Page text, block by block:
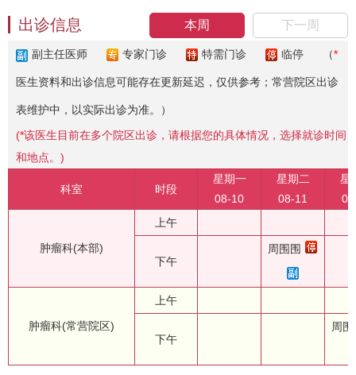
本周 下一周
出诊信息
副主任医师 专家门诊 特需门诊 临停 （*
医生资料和出诊信息可能存在更新延迟，仅供参考；常营院区出诊
表维护中，以实际出诊为准。）
(*该医生目前在多个院区出诊，请根据您的具体情况，选择就诊时间
和地点。)
科室 时段
星期一
08-10
星期二
08-11
星
肿瘤科(本部)
上午
下午
周围围
肿瘤科(常营院区)
上午
下午
周